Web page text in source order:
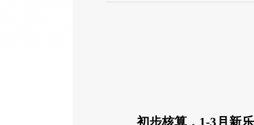
初步核算， 1-3月 新